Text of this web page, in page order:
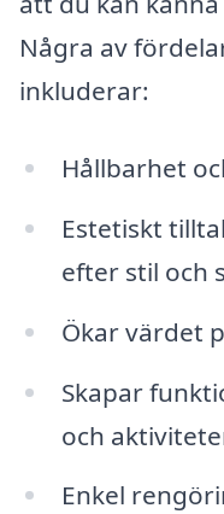
Några av
inkluderar:
Hållbarhet
Estetiskt
efter stil och
Ökar värdet
Skapar
och
Enkel